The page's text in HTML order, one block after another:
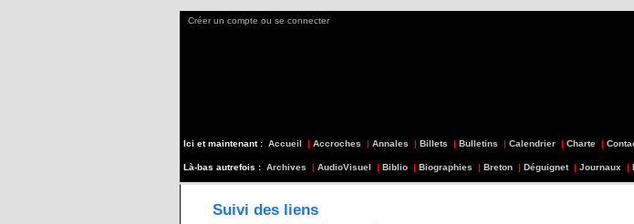
Créer un compte ou se connecter
Ici et maintenant : Accueil | Accroches | Annales | Billets | Bulletins | Calendrier | Charte |
Là-bas autrefois : Archives | AudioVisuel | Biblio | Biographies | Breton | Déguignet | Journaux |
Suivi des liens